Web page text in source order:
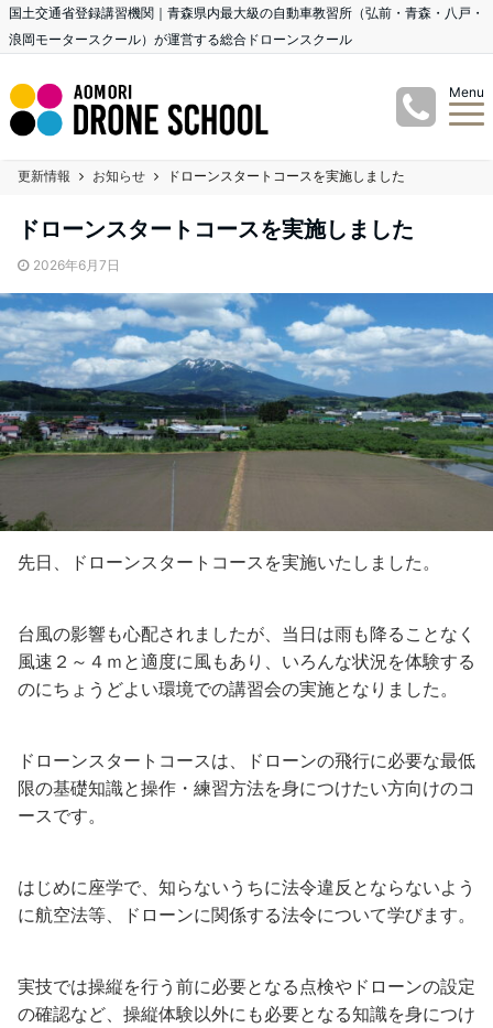
国土交通省登録講習機関｜青森県内最大級の自動車教習所（弘前・青森・八戸・
浪岡モータースクール）が運営する総合ドローンスクール
Menu
更新情報 お知らせ ドローンスタートコースを実施しました
ドローンスタートコースを実施しました
2026年6月7日
先日、ドローンスタートコースを実施いたしました。
台風の影響も心配されましたが、当日は雨も降ることなく
風速２～４ｍと適度に風もあり、いろんな状況を体験する
のにちょうどよい環境での講習会の実施となりました。
ドローンスタートコースは、ドローンの飛行に必要な最低
限の基礎知識と操作・練習方法を身につけたい方向けのコ
ースです。
はじめに座学で、知らないうちに法令違反とならないよう
に航空法等、ドローンに関係する法令について学びます。
実技では操縦を行う前に必要となる点検やドローンの設定
の確認など、操縦体験以外にも必要となる知識を身につけ